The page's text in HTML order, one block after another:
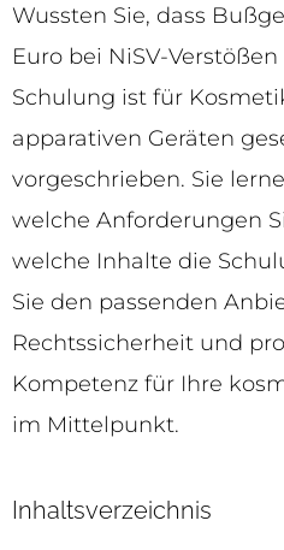
Wussten Sie, dass
Euro bei NiSV-
Schulung ist für
apparativen Geräten
vorgeschrieben. Sie
welche Anforderungen
welche Inhalte die
Sie den passenden
Rechtssicherheit und
Kompetenz für Ihre
im Mittelpunkt.
Inhaltsverzeichnis